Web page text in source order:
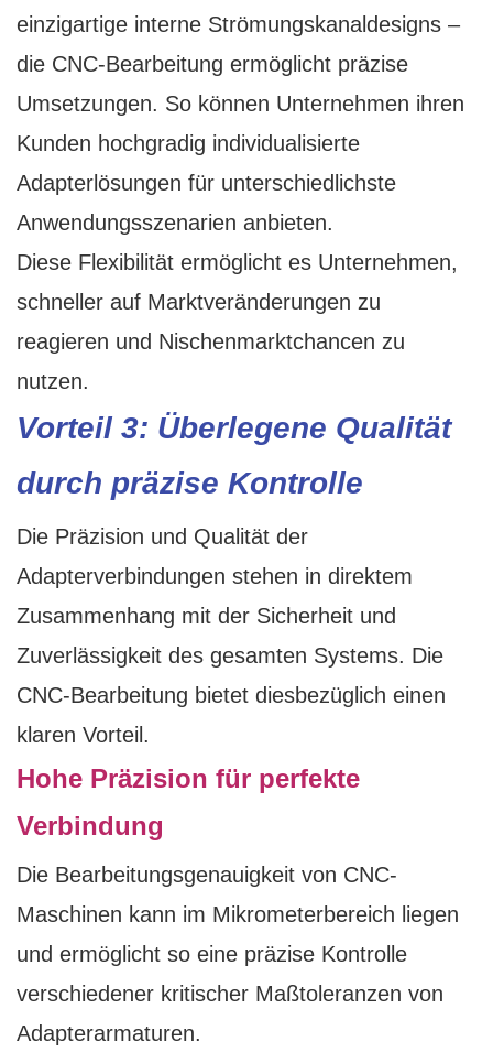
einzigartige interne Strömungskanaldesigns –
die CNC-Bearbeitung ermöglicht präzise
Umsetzungen. So können Unternehmen ihren
Kunden hochgradig individualisierte
Adapterlösungen für unterschiedlichste
Anwendungsszenarien anbieten.
Diese Flexibilität ermöglicht es Unternehmen,
schneller auf Marktveränderungen zu
reagieren und Nischenmarktchancen zu
nutzen.
Vorteil 3: Überlegene Qualität
durch präzise Kontrolle
Die Präzision und Qualität der
Adapterverbindungen stehen in direktem
Zusammenhang mit der Sicherheit und
Zuverlässigkeit des gesamten Systems. Die
CNC-Bearbeitung bietet diesbezüglich einen
klaren Vorteil.
Hohe Präzision für perfekte
Verbindung
Die Bearbeitungsgenauigkeit von CNC-
Maschinen kann im Mikrometerbereich liegen
und ermöglicht so eine präzise Kontrolle
verschiedener kritischer Maßtoleranzen von
Adapterarmaturen.